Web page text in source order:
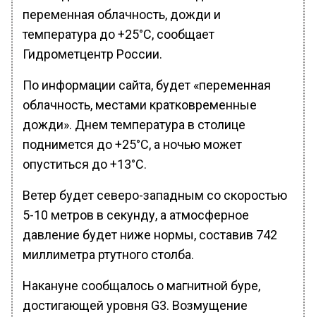
переменная облачность, дожди и
температура до +25°С, сообщает
Гидрометцентр России.
По информации сайта, будет «переменная
облачность, местами кратковременные
дожди». Днем температура в столице
поднимется до +25°С, а ночью может
опуститься до +13°С.
Ветер будет северо-западным со скоростью
5-10 метров в секунду, а атмосферное
давление будет ниже нормы, составив 742
миллиметра ртутного столба.
Накануне сообщалось о магнитной буре,
достигающей уровня G3. Возмущение